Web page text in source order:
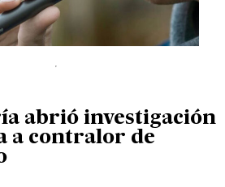
abrió investigación
a contralor de